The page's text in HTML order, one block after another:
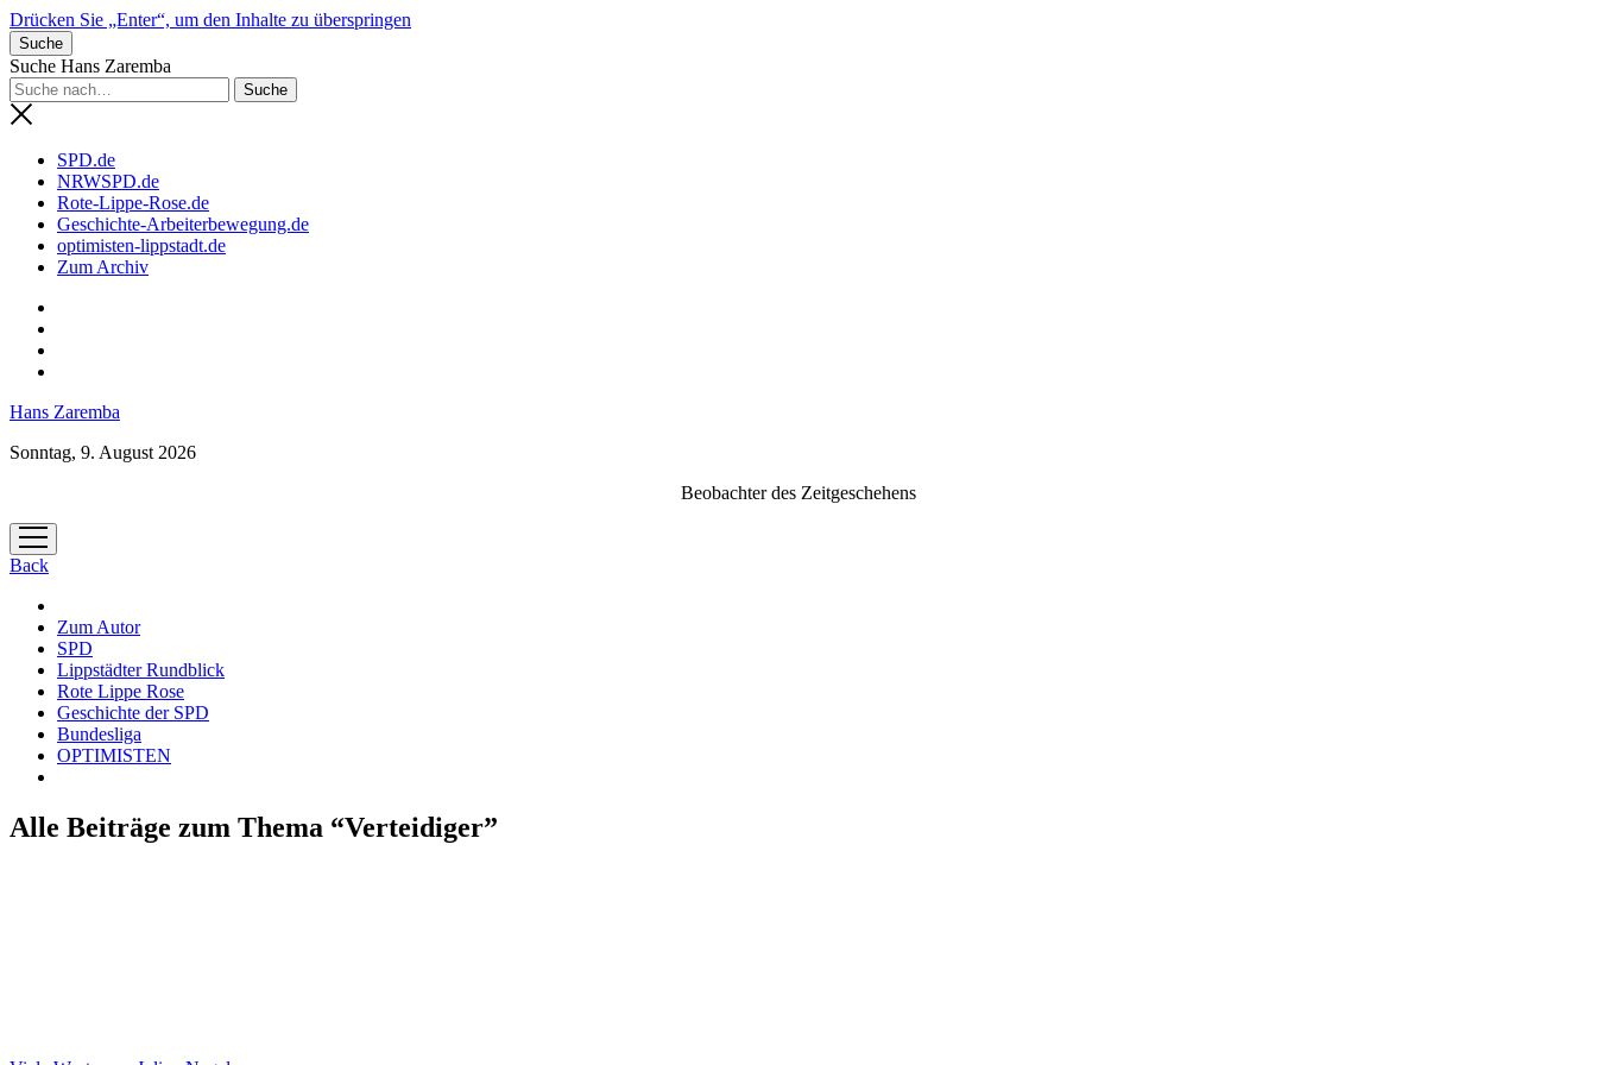
Drücken Sie „Enter“, um den Inhalte zu überspringen
Suche
Suche Hans Zaremba
SPD.de
NRWSPD.de
Rote-Lippe-Rose.de
Geschichte-Arbeiterbewegung.de
optimisten-lippstadt.de
Zum Archiv
Hans Zaremba
Sonntag, 9. August 2026
Beobachter des Zeitgeschehens
Menü
öffnen
Back
Zum Autor
SPD
Lippstädter Rundblick
Rote Lippe Rose
Geschichte der SPD
Bundesliga
OPTIMISTEN
Alle Beiträge zum Thema “Verteidiger”